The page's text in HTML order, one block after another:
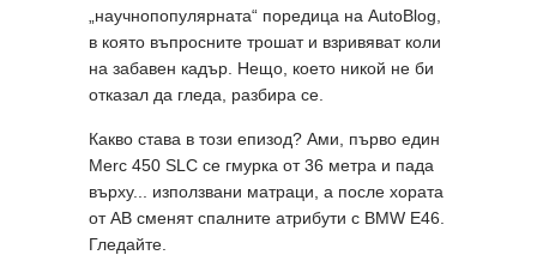
„научнопопулярната“ поредица на AutoBlog,
в която въпросните трошат и взривяват коли
на забавен кадър. Нещо, което никой не би
отказал да гледа, разбира се.
Какво става в този епизод? Ами, първо един
Merc 450 SLC се гмурка от 36 метра и пада
върху... използвани матраци, а после хората
от AB сменят спалните атрибути с BMW E46.
Гледайте.